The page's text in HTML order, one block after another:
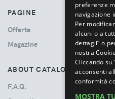
PAGINE
Offerte
Magazine
ABOUT CATALOVE
F.A.Q.
preferenze
navigazione
Per
alcuni o a
dettagli” o
nostra
Cliccando su
acconsenti
conformità
MOSTRA